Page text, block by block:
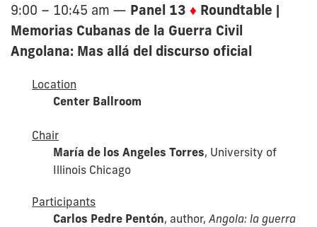
9:00 – 10:45 am — Panel 13 ♦ Roundtable |
Memorias Cubanas de la Guerra Civil
Angolana: Mas allá del discurso oficial
Location
Center Ballroom
Chair
María de los Angeles Torres, University of
Illinois Chicago
Participants
Carlos Pedre Pentón, author, Angola: la guerra